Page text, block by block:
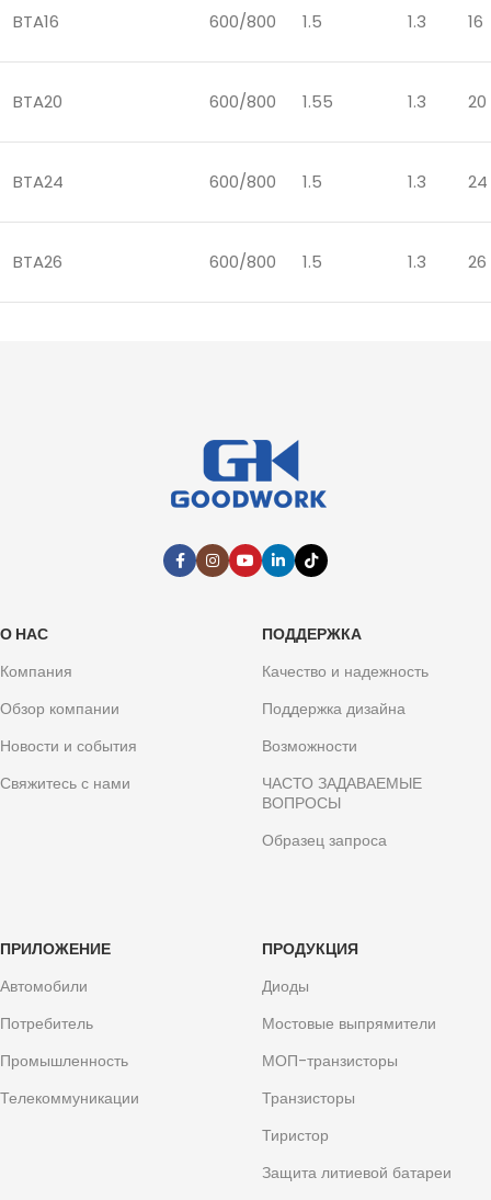
BTA16 600/800 1.5 1.3 16
BTA20 600/800 1.55 1.3 20
BTA24 600/800 1.5 1.3 24
BTA26 600/800 1.5 1.3 26
О НАС
Компания
Обзор компании
Новости и события
Свяжитесь с нами
ПОДДЕРЖКА
Качество и надежность
Поддержка дизайна
Возможности
ЧАСТО ЗАДАВАЕМЫЕ
ВОПРОСЫ
Образец запроса
ПРИЛОЖЕНИЕ
Автомобили
Потребитель
Промышленность
Телекоммуникации
ПРОДУКЦИЯ
Диоды
Мостовые выпрямители
МОП-транзисторы
Транзисторы
Тиристор
Защита литиевой батареи